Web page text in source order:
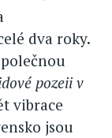
dva roky.
pozeii v
vibrace
jsou